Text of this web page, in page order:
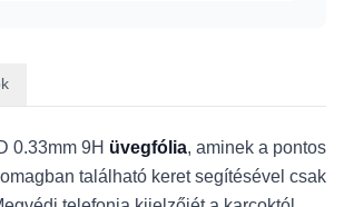
0.33mm 9H üvegfólia, aminek a pontos
található keret segítésével csak